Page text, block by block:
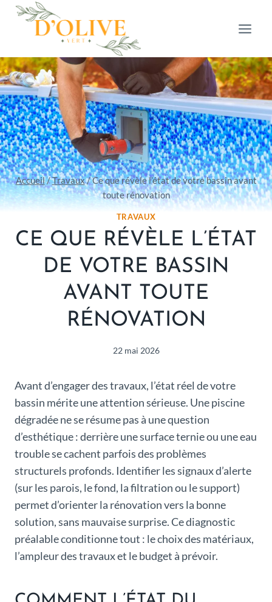
Aller
Accueil/Travaux/Ce que révèle l’état de votre bassin avant
toute rénovation
TRAVAUX
CE QUE RÉVÈLE L’ÉTAT
DE VOTRE BASSIN
AVANT TOUTE
RÉNOVATION
22 mai 2026
Avant d’engager des travaux, l’état réel de votre
bassin mérite une attention sérieuse. Une piscine
dégradée ne se résume pas à une question
d’esthétique : derrière une surface ternie ou une eau
trouble se cachent parfois des problèmes
structurels profonds. Identifier les signaux d’alerte
(sur les parois, le fond, la filtration ou le support)
permet d’orienter la rénovation vers la bonne
solution, sans mauvaise surprise. Ce diagnostic
préalable conditionne tout : le choix des matériaux,
l’ampleur des travaux et le budget à prévoir.